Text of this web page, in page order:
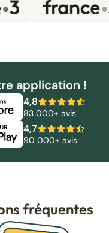
application !
4,8
83 000+ avis
4,7
90 000+ avis
fréquentes